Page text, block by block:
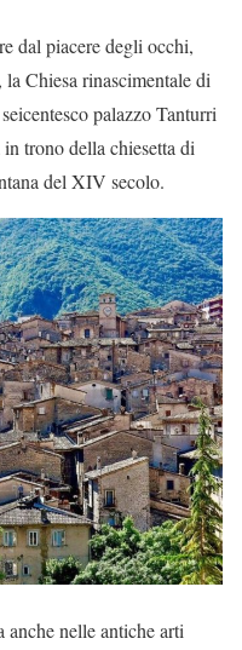
dal piacere degli occhi,
Chiesa rinascimentale di
palazzo Tanturri
trono della chiesetta di
del XIV secolo.
anche nelle antiche arti